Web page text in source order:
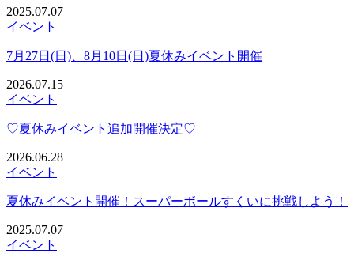
2025.07.07
イベント
7月27日(日)、8月10日(日)夏休みイベント開催
2026.07.15
イベント
♡夏休みイベント追加開催決定♡
2026.06.28
イベント
夏休みイベント開催！スーパーボールすくいに挑戦しよう！
2025.07.07
イベント